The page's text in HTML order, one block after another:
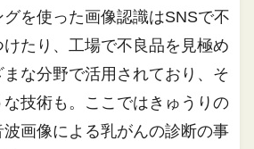
を使った画像認識はSNSで不
たり、工場で不良品を見極め
な分野で活用されており、そ
技術も。ここではきゅうりの
画像による乳がんの診断の事